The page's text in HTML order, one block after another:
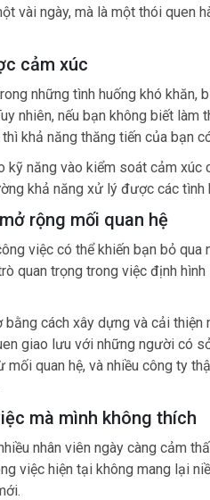
vài ngày, mà là một thói quen
cảm xúc
những tình huống khó khăn,
nhiên, nếu bạn không biết
khả năng thăng tiến của bạn
kỹ năng vào kiểm soát cảm
khả năng xử lý được các tình
rộng mối quan hệ
việc có thể khiến bạn bỏ
quan trọng trong việc định
cách xây dựng và cải
giao lưu với những người có
quan hệ, và nhiều công ty
mà mình không thích
nhân viên ngày càng cảm
việc hiện tại không mang lại